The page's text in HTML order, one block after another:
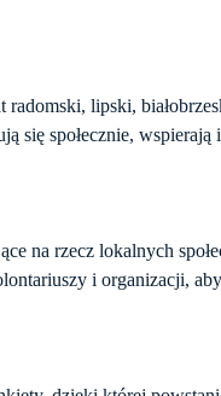
lipski,
się społecznie,
na rzecz lokalnych
i organizacji,